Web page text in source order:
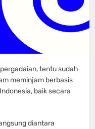
tentu sudah
meminjam berbasis
baik secara
diantara